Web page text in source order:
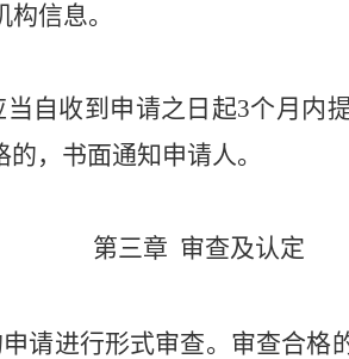
信息。
自收到申请之日起3个月内
，书面通知申请人。
第三章 审查及认定
请进行形式审查。审查合